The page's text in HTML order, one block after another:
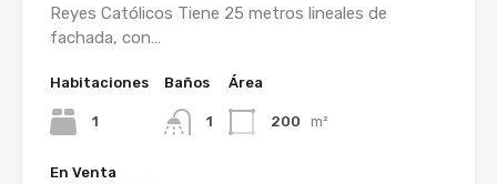
Reyes Católicos Tiene 25 metros lineales de
fachada, con…
Habitaciones
1
Baños
1
Área
200 m²
En Venta